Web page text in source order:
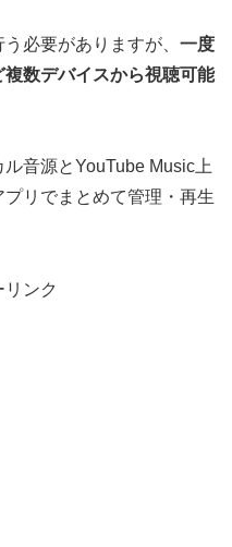
必要がありますが、 一度
数デバイスから視聴可能
音源とYouTube Music上
リでまとめて管理・再生
リンク